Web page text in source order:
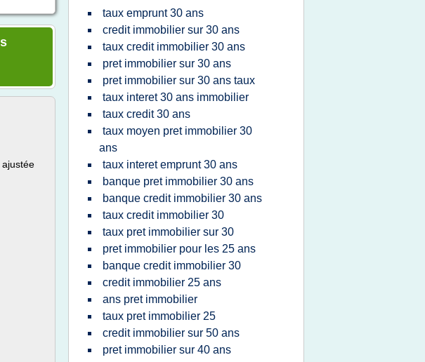
taux emprunt 30 ans
credit immobilier sur 30 ans
taux credit immobilier 30 ans
pret immobilier sur 30 ans
pret immobilier sur 30 ans taux
taux interet 30 ans immobilier
taux credit 30 ans
taux moyen pret immobilier 30
ans
taux interet emprunt 30 ans
banque pret immobilier 30 ans
banque credit immobilier 30 ans
taux credit immobilier 30
taux pret immobilier sur 30
pret immobilier pour les 25 ans
banque credit immobilier 30
credit immobilier 25 ans
ans pret immobilier
taux pret immobilier 25
credit immobilier sur 50 ans
pret immobilier sur 40 ans